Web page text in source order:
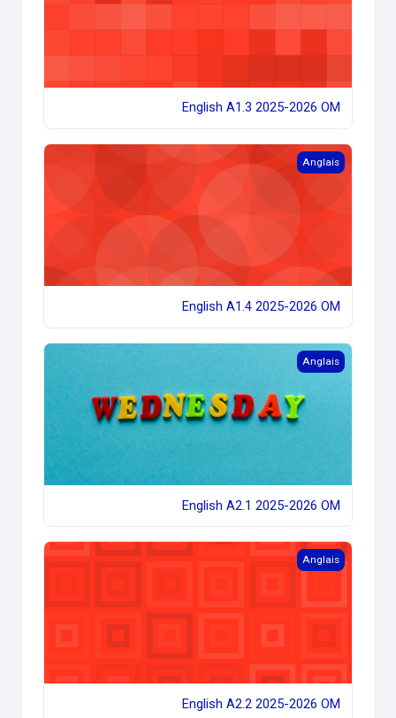
English A1.3 2025-2026 OM
English A1.4 2025-2026 OM
Anglais
English A1.4 2025-2026 OM
English A2.1 2025-2026 OM
Anglais
English A2.1 2025-2026 OM
English A2.2 2025-2026 OM
Anglais
English A2.2 2025-2026 OM